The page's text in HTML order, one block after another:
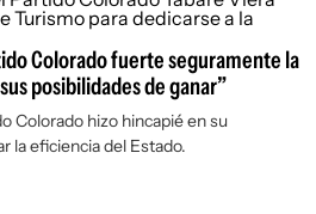
Colorado fuerte seguramente la
posibilidades de ganar”
Colorado hizo hincapié en su
la eficiencia del Estado.